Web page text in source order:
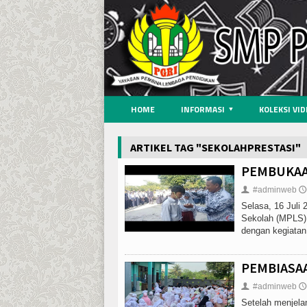
HOME INFORMASI KOLEKSI
ARTIKEL TAG "SEKOLAHPRESTASI"
👤 #adminweb 🕔
Selasa, 16 Juli
Sekolah
dengan
👤 #adminweb 🕔
Setelah